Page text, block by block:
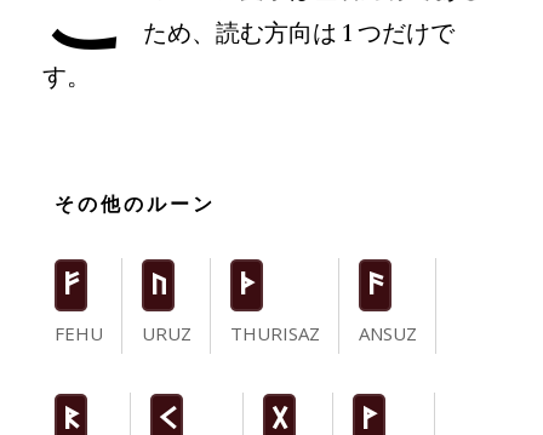
ため、読む方向は 1 つだけで
す。
その他のルーン
F
FEHU
U
URUZ
T
THURISAZ
a
ANSUZ
R
K
G
W